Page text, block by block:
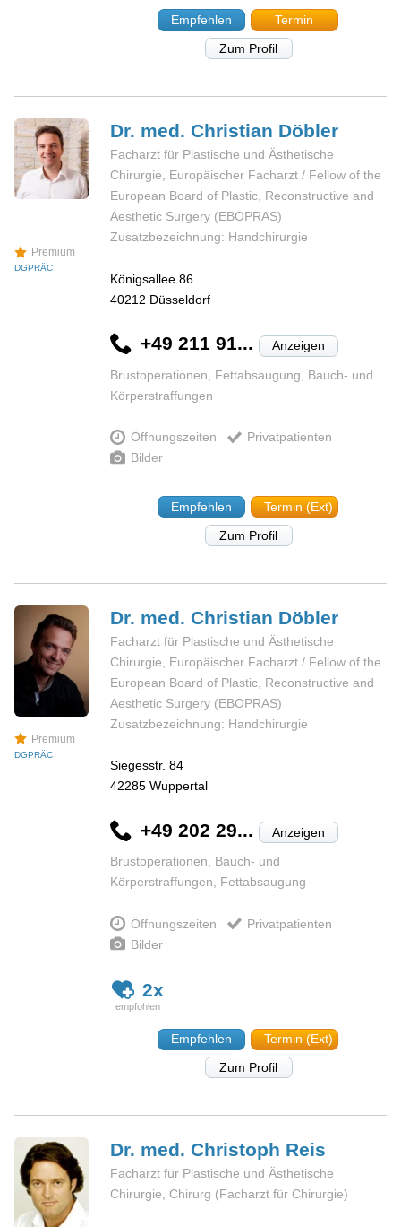
Empfehlen
Termin
Zum Profil
Premium
DGPRÄC
Dr. med. Christian Döbler
Facharzt für Plastische und Ästhetische
Chirurgie, Europäischer Facharzt / Fellow of the
European Board of Plastic, Reconstructive and
Aesthetic Surgery (EBOPRAS)
Zusatzbezeichnung: Handchirurgie
Königsallee 86
40212 Düsseldorf
+49 211 91... Anzeigen
Brustoperationen, Fettabsaugung, Bauch- und
Körperstraffungen
Öffnungszeiten
Privatpatienten
Bilder
Empfehlen
Termin (Ext)
Zum Profil
Premium
DGPRÄC
Dr. med. Christian Döbler
Facharzt für Plastische und Ästhetische
Chirurgie, Europäischer Facharzt / Fellow of the
European Board of Plastic, Reconstructive and
Aesthetic Surgery (EBOPRAS)
Zusatzbezeichnung: Handchirurgie
Siegesstr. 84
42285 Wuppertal
+49 202 29... Anzeigen
Brustoperationen, Bauch- und
Körperstraffungen, Fettabsaugung
Öffnungszeiten
Privatpatienten
Bilder
2x
Empfehlen
Termin (Ext)
Zum Profil
Dr. med. Christoph Reis
Facharzt für Plastische und Ästhetische
Chirurgie, Chirurg (Facharzt für Chirurgie)